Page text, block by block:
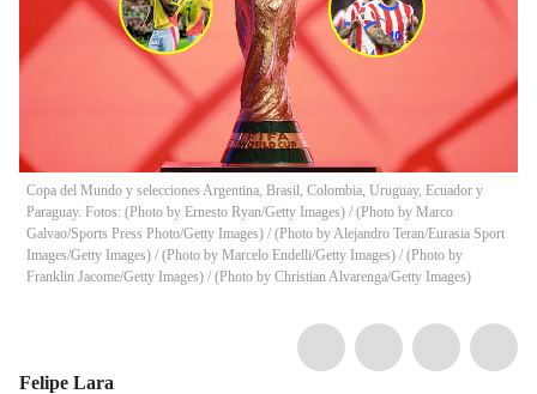
Copa del Mundo y selecciones Argentina, Brasil, Colombia, Uruguay, Ecuador y
Paraguay. Fotos: (Photo by Ernesto Ryan/Getty Images) / (Photo by Marco
Galvao/Sports Press Photo/Getty Images) / (Photo by Alejandro Teran/Eurasia Sport
Images/Getty Images) / (Photo by Marcelo Endelli/Getty Images) / (Photo by
Franklin Jacome/Getty Images) / (Photo by Christian Alvarenga/Getty Images)
Felipe Lara